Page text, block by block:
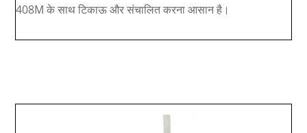
408M के साथ टिकाऊ और संचालित करना आसान है।